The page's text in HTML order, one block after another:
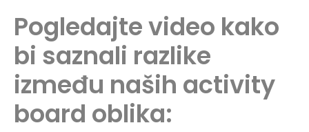
Pogledajte video kako
bi saznali razlike
između naših activity
board oblika: